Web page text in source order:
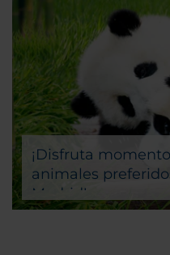
¡Disfruta
animales
Madrid!